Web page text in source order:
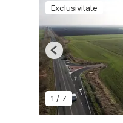
Exclusivitate
1 / 7
Previous